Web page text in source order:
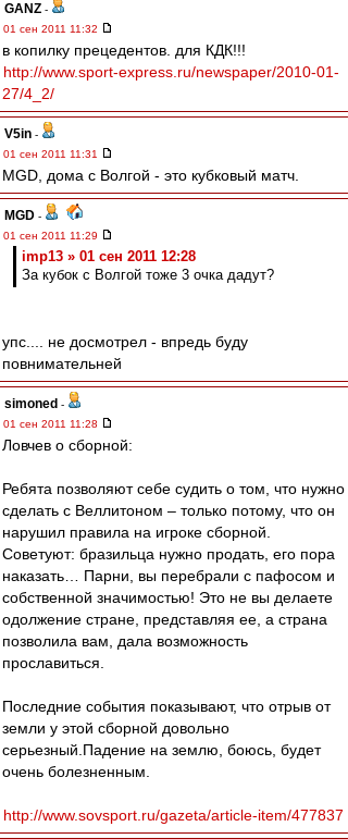
GANZ -
01 сен 2011 11:32
в копилку прецедентов. для КДК!!!
http://www.sport-express.ru/newspaper/2010-01-
27/4_2/
V5in -
01 сен 2011 11:31
MGD, дома с Волгой - это кубковый матч.
MGD -
01 сен 2011 11:29
imp13 » 01 сен 2011 12:28
За кубок с Волгой тоже 3 очка дадут?
упс.... не досмотрел - впредь буду
повнимательней
simoned -
01 сен 2011 11:28
Ловчев о сборной:
Ребята позволяют себе судить о том, что нужно
сделать с Веллитоном – только потому, что он
нарушил правила на игроке сборной.
Советуют: бразильца нужно продать, его пора
наказать… Парни, вы перебрали с пафосом и
собственной значимостью! Это не вы делаете
одолжение стране, представляя ее, а страна
позволила вам, дала возможность
прославиться.
Последние события показывают, что отрыв от
земли у этой сборной довольно
серьезный.Падение на землю, боюсь, будет
очень болезненным.
http://www.sovsport.ru/gazeta/article-item/477837